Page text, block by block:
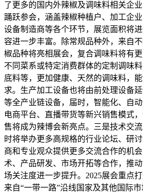
了更多的国内外辣椒及调味料相关企
踊跃参会，涵盖辣椒种植户、加工企
设备制造商等各个环节，展览面积将
容进一步丰富。除常规品种外，来自
椒品种将亮相展会，复合调味料将有
不同菜系或特定消费群体的定制调味
底料等，更加健康、天然的调味料，
求。生产加工设备也将由前处理设备
等全产业链设备，届时，智能化、自
电商平台、直播带货等新兴销售模式
售将成为辣博会新亮点。三是技术交
时将举办更多高规格的行业论坛、研
商和专业观众提供更多交流合作的机
术、产品研发、市场开拓等合作，推
场关注度进一步提升。2025展会重点
来自“一带一路”沿线国家及其他国际